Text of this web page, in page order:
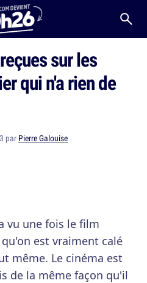
sur les
qui n'a rien de
par Pierre Galouise
vu une fois le film
qu'on est vraiment calé
même. Le cinéma est
de la même façon qu'il